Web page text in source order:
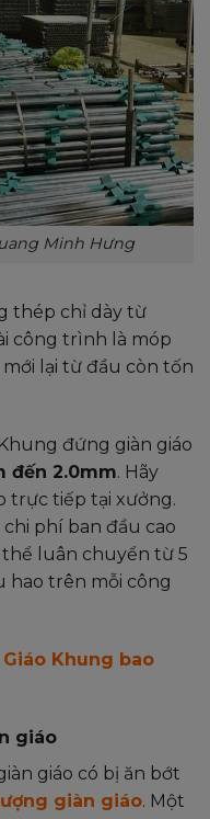
Minh Hưng
thép chỉ dày từ
công trình là móp
lại từ đầu còn tốn
đứng giàn giáo
đến 2.0mm. Hãy
trực tiếp tại xưởng.
phí ban đầu cao
thể luân chuyển từ 5
hao trên mỗi công
Khung bao
giáo
giáo có bị ăn bớt
giàn giáo. Một